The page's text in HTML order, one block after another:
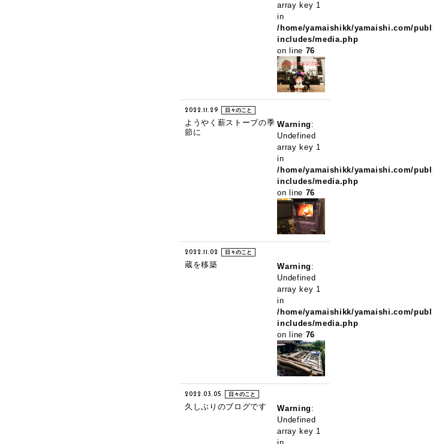
array key 1
in
/home/yamaishikk/yamaishi.com/
includes/media.php
on line 76
Warning :
Undefined
array key 1
in
/home/yamaishikk/yamaishi.com/
includes/media.php
on line 76
2022.11.29 日々のこと
ようやく薪ストーブの季
節に
Warning :
Undefined
array key 1
in
/home/yamaishikk/yamaishi.com/
includes/media.php
on line 76
2022.11.02 日々のこと
蔵を移築
Warning :
Undefined
array key 1
2022.03.05 日々のこと
久しぶりのブログです